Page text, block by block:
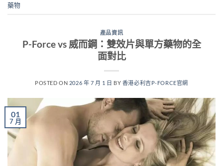
藥物
產品資訊
P-Force vs 威而鋼：雙效片與單方藥物的全
面對比
POSTED ON 2026 年 7 月 1 日 BY 香港必利吉P-FORCE官網
01
7 月